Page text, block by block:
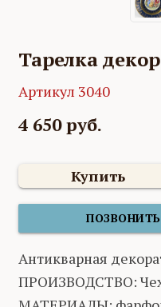
Тарелка
Артикул 3040
4 650 руб.
Купить
Антикварная
ПРОИЗВОДСТВО: